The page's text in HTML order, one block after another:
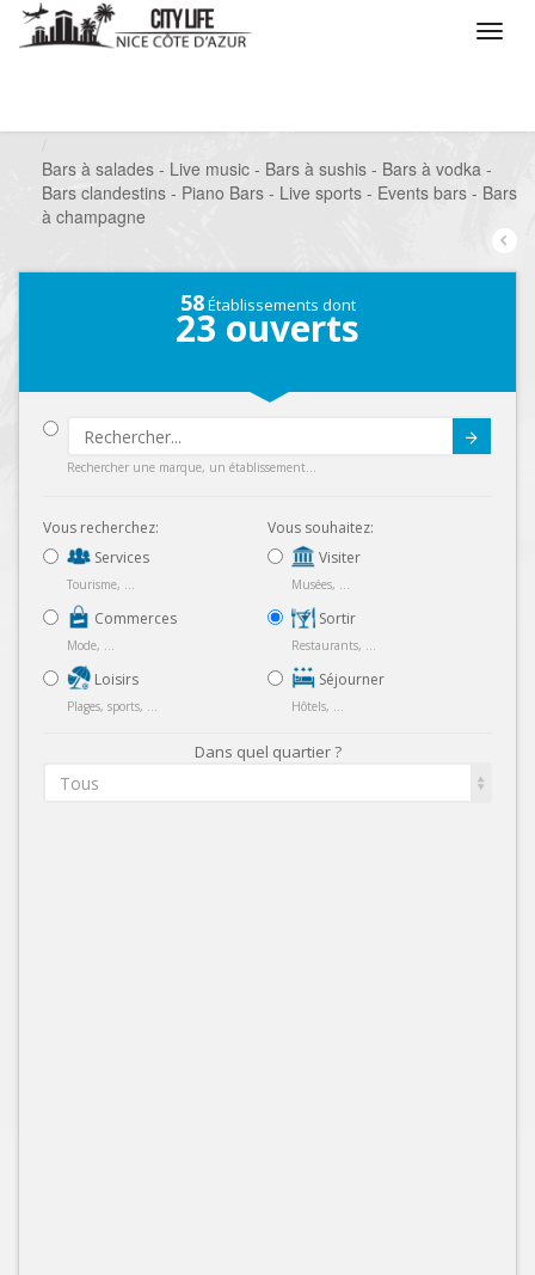
Bars à salades - Live music - Bars à sushis - Bars à vodka -
Bars clandestins - Piano Bars - Live sports - Events bars - Bars
à champagne
58Établissements dont
23 ouverts
Rechercher une marque, un établissement...
Vous recherchez:
Services
Tourisme, ...
Commerces
Mode, ...
Loisirs
Plages, sports, ...
Vous souhaitez:
Visiter
Musées, ...
Sortir
Restaurants, ...
Séjourner
Hôtels, ...
Dans quel quartier ?
Tous